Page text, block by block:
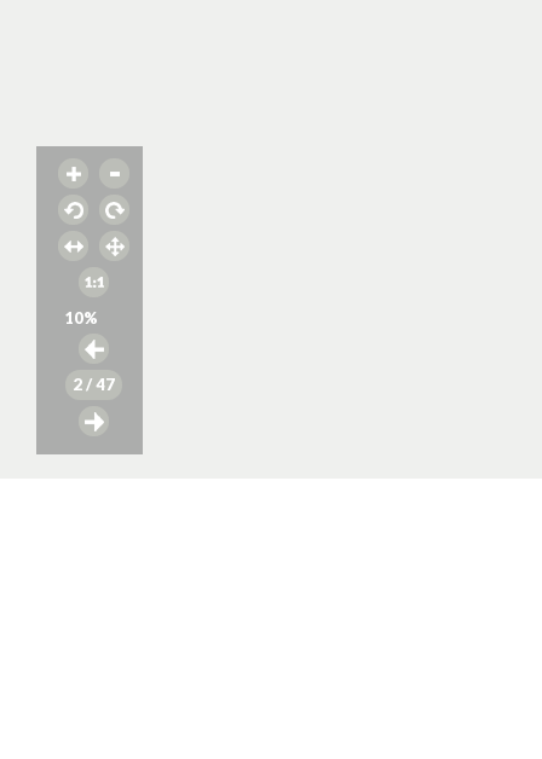
10%
2/ 47